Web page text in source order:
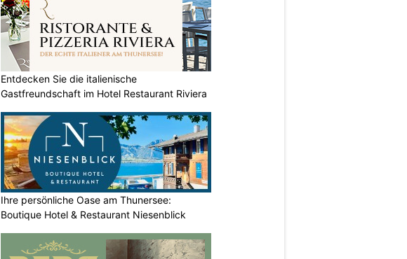
Entdecken Sie die italienische
Gastfreundschaft im Hotel Restaurant Riviera
Ihre persönliche Oase am Thunersee:
Boutique Hotel & Restaurant Niesenblick